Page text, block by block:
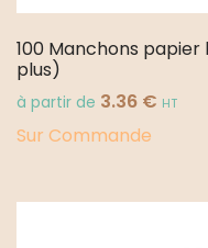
100 Manchons
plus)
à partir de 3.36 € HT
Sur Commande